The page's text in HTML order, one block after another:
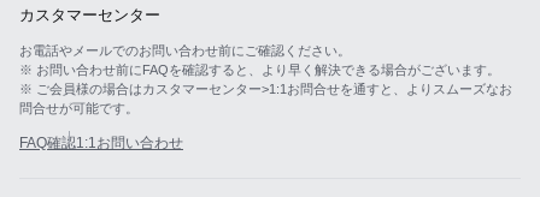
カスタマーセンター
お電話やメールでのお問い合わせ前にご確認ください。
※ お問い合わせ前にFAQを確認すると、より早く解決できる場合がございます。
※ ご会員様の場合はカスタマーセンター>1:1お問合せを通すと、よりスムーズなお
問合せが可能です。
FAQ確認1:1お問い合わせ